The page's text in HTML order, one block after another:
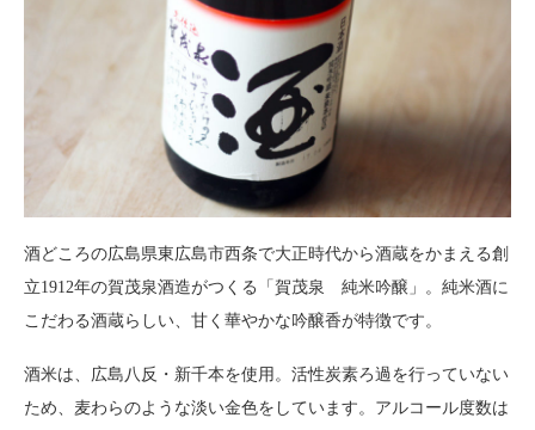
酒どころの広島県東広島市西条で大正時代から酒蔵をかまえる創
立1912年の賀茂泉酒造がつくる「賀茂泉 純米吟醸」。純米酒に
こだわる酒蔵らしい、甘く華やかな吟醸香が特徴です。
酒米は、広島八反・新千本を使用。活性炭素ろ過を行っていない
ため、麦わらのような淡い金色をしています。アルコール度数は